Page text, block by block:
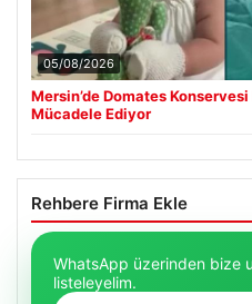
05/08/2026
Mersin’de Domates
Mücadele Ediyor
Rehbere Firma Ekle
WhatsApp üzerinden bize
listeleyelim.